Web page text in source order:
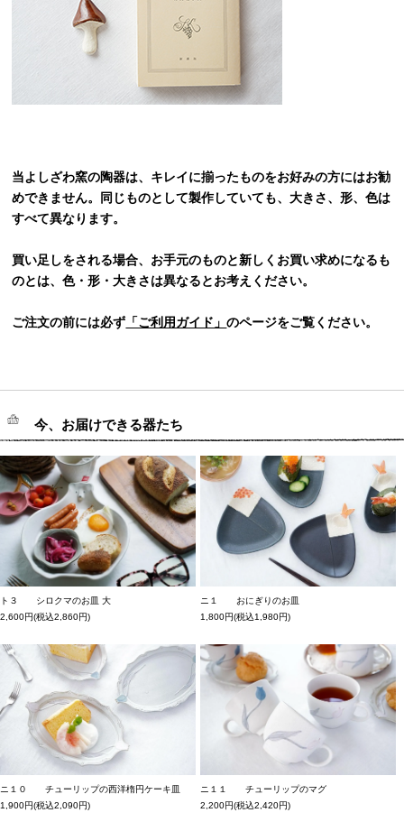
当よしざわ窯の陶器は、キレイに揃ったものをお好みの方にはお勧
めできません。同じものとして製作していても、大きさ、形、色は
すべて異なります。
買い足しをされる場合、お手元のものと新しくお買い求めになるも
のとは、色・形・大きさは異なるとお考えください。
ご注文の前には必ず 「ご利用ガイド」のページをご覧ください。
今、お届けできる器たち
ト３ シロクマのお皿 大
2,600円(税込2,860円)
ニ１ おにぎりのお皿
1,800円(税込1,980円)
ニ１０ チューリップの西洋楕円ケーキ皿
1,900円(税込2,090円)
ニ１１ チューリップのマグ
2,200円(税込2,420円)